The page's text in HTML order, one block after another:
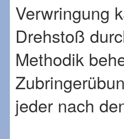
Verwringung
Drehstoß
Methodik
jeder nach